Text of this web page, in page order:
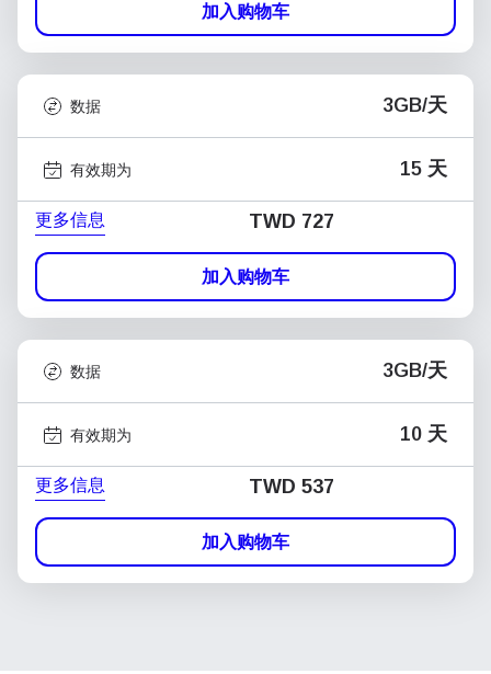
加入购物车
数据 3GB/天
有效期为 15 天
更多信息 TWD 727
加入购物车
数据 3GB/天
有效期为 10 天
更多信息 TWD 537
加入购物车